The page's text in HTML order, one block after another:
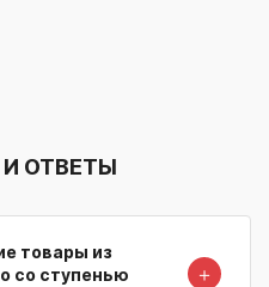
ОТВЕТЫ
товары из
со ступенью
＋